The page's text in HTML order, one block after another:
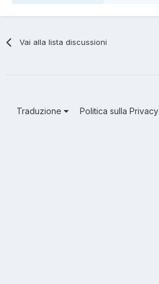
Vai alla lista discussioni
Traduzione Politica sulla Privacy